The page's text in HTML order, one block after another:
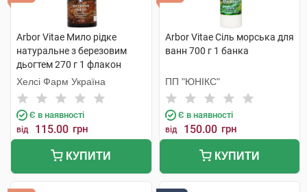
Arbor Vitae Мило рідке
натуральне з березовим
дьогтем 270 г 1 флакон
Хелсі Фарм Україна
Є в наявності
від 115.00 грн
КУПИТИ
Arbor Vitae Сіль морська для
ванн 700 г 1 банка
ПП "ЮНІКС"
Є в наявності
від 150.00 грн
КУПИТИ